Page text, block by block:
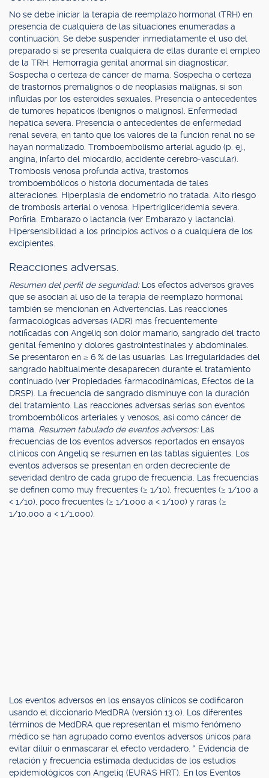
No se debe iniciar la terapia de reemplazo hormonal (TRH) en
presencia de cualquiera de las situaciones enumeradas a
continuación. Se debe suspender inmediatamente el uso del
preparado si se presenta cualquiera de ellas durante el empleo
de la TRH. Hemorragia genital anormal sin diagnosticar.
Sospecha o certeza de cáncer de mama. Sospecha o certeza
de trastornos premalignos o de neoplasias malignas, si son
influidas por los esteroides sexuales. Presencia o antecedentes
de tumores hepáticos (benignos o malignos). Enfermedad
hepática severa. Presencia o antecedentes de enfermedad
renal severa, en tanto que los valores de la función renal no se
hayan normalizado. Tromboembolismo arterial agudo (p. ej.,
angina, infarto del miocardio, accidente cerebro-vascular).
Trombosis venosa profunda activa, trastornos
tromboembólicos o historia documentada de tales
alteraciones. Hiperplasia de endometrio no tratada. Alto riesgo
de trombosis arterial o venosa. Hipertrigliceridemia severa.
Porfiria. Embarazo o lactancia (ver Embarazo y lactancia).
Hipersensibilidad a los principios activos o a cualquiera de los
excipientes.
Reacciones adversas.
Resumen del perfil de seguridad: Los efectos adversos graves
que se asocian al uso de la terapia de reemplazo hormonal
también se mencionan en Advertencias. Las reacciones
farmacológicas adversas (ADR) más frecuentemente
notificadas con Angeliq son dolor mamario, sangrado del tracto
genital femenino y dolores gastrointestinales y abdominales.
Se presentaron en ≥ 6 % de las usuarias. Las irregularidades del
sangrado habitualmente desaparecen durante el tratamiento
continuado (ver Propiedades farmacodinámicas, Efectos de la
DRSP). La frecuencia de sangrado disminuye con la duración
del tratamiento. Las reacciones adversas serias son eventos
tromboembólicos arteriales y venosos, así como cáncer de
mama. Resumen tabulado de eventos adversos: Las
frecuencias de los eventos adversos reportados en ensayos
clínicos con Angeliq se resumen en las tablas siguientes. Los
eventos adversos se presentan en orden decreciente de
severidad dentro de cada grupo de frecuencia. Las frecuencias
se definen como muy frecuentes (≥ 1/10), frecuentes (≥ 1/100 a
< 1/10), poco frecuentes (≥ 1/1,000 a < 1/100) y raras (≥
1/10,000 a < 1/1,000).
Los eventos adversos en los ensayos clínicos se codificaron
usando el diccionario MedDRA (versión 13.0). Los diferentes
términos de MedDRA que representan el mismo fenómeno
médico se han agrupado como eventos adversos únicos para
evitar diluir o enmascarar el efecto verdadero. * Evidencia de
relación y frecuencia estimada deducidas de los estudios
epidemiológicos con Angeliq (EURAS HRT). En los Eventos